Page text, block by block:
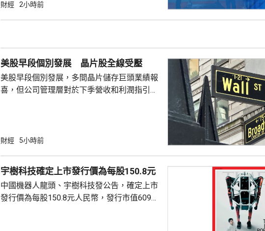
財經 2小時前
美股早段個別發展 晶片股全線受壓
美股早段個別發展，多間晶片儲存巨頭業績報
喜，但公司管理層對於下季營收和利潤指引未
指數最新報54315點，跌33點； 標準普爾500
26418點，升56點。
財經 5小時前
宇樹科技確定上市發行價為每股150.8元
中國機器人龍頭、宇樹科技發公告，確定上市
發行價為每股150.8元人民幣，發行市值609億